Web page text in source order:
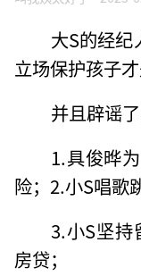
大S的经
立场保护孩子才
并且辟谣
1.具俊晔
险；2.小S唱歌
3.小S坚持
房贷；